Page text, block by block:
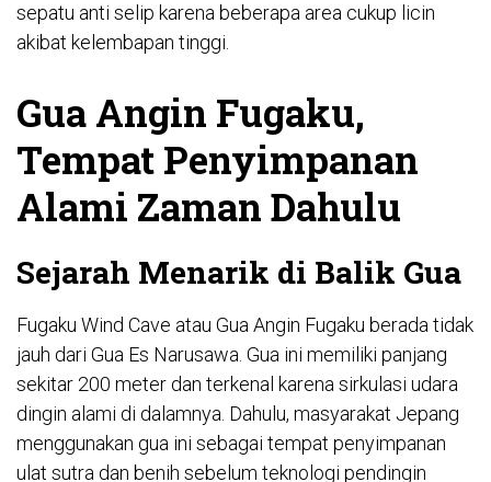
sepatu anti selip karena beberapa area cukup licin
akibat kelembapan tinggi.
Gua Angin Fugaku,
Tempat Penyimpanan
Alami Zaman Dahulu
Sejarah Menarik di Balik Gua
Fugaku Wind Cave atau Gua Angin Fugaku berada tidak
jauh dari Gua Es Narusawa. Gua ini memiliki panjang
sekitar 200 meter dan terkenal karena sirkulasi udara
dingin alami di dalamnya. Dahulu, masyarakat Jepang
menggunakan gua ini sebagai tempat penyimpanan
ulat sutra dan benih sebelum teknologi pendingin